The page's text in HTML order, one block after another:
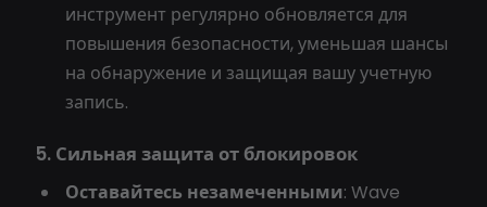
инструмент регулярно обновляется для
повышения безопасности, уменьшая шансы
на обнаружение и защищая вашу учетную
запись.
5. Сильная защита от блокировок
Оставайтесь незамеченными: Wave